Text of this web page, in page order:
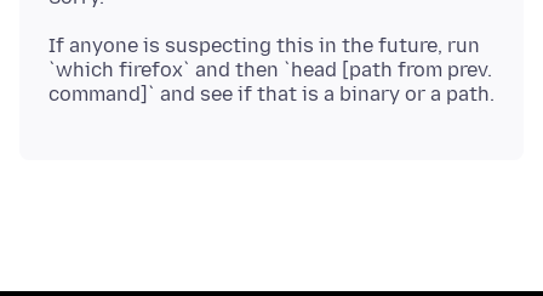
If anyone is suspecting this in the future, run
`which firefox` and then `head [path from prev.